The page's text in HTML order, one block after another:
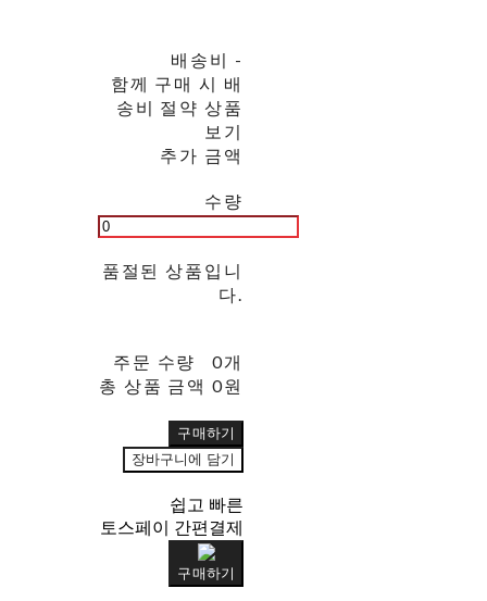
배송비 -
함께 구매 시 배
송비 절약 상품
보기
추가 금액
수량
품절된 상품입니
다.
주문 수량
0개
총 상품 금액 0원
구매하기
장바구니에 담기
쉽고 빠른
토스페이 간편결제
구매하기